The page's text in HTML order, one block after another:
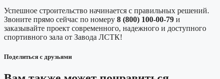
Успешное строительство начинается с правильных решений.
Звоните прямо сейчас по номеру 8 (800) 100-00-79 и
заказывайте проект современного, надежного и доступного
спортивного зала от Завода ЛСТК!
Поделиться с друзьями